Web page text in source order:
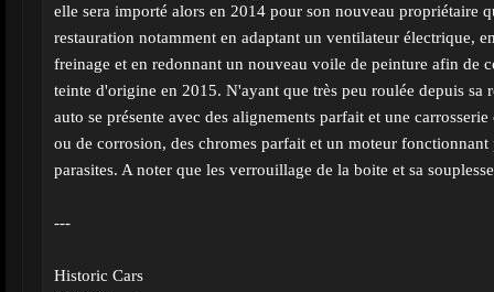
elle sera importé alors en 2014 pour son nouveau propriétaire
restauration notamment en adaptant un ventilateur électrique,
freinage et en redonnant un nouveau voile de peinture afin de
teinte d'origine en 2015. N'ayant que très peu roulée depuis sa
auto se présente avec des alignements parfait et une
ou de corrosion, des chromes parfait et un moteur fonctionnant
parasites. A noter que les verrouillage de la boite et sa
---
Historic Cars